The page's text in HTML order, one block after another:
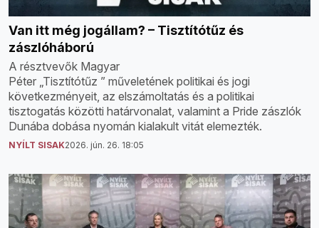
Van itt még jogállam? – Tisztítótűz és
zászlóháború
A résztvevők Magyar
Péter „Tisztítótűz ” műveletének politikai és jogi
következményeit, az elszámoltatás és a politikai
tisztogatás közötti határvonalat, valamint a Pride zászlók
Dunába dobása nyomán kialakult vitát elemezték.
NYÍLT SISAK2026. jún. 26. 18:05